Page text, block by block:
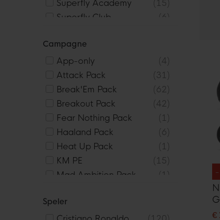
€
Superfly Academy
15
Superfly Club
6
Superfly Pro
Vapor Academy
26
Vapor Club
7
Vapor Elite
7
Vapor Pro
10
Campagne
App-only
4
Attack Pack
31
Break'Em Pack
62
Breakout Pack
42
Fear Nothing Pack
1
Haaland Pack
6
Heat Up Pack
1
KM PE
15
Mad Ambition Pack
1
Max Voltage Pack
Nike Showtime Pack
5
Speler